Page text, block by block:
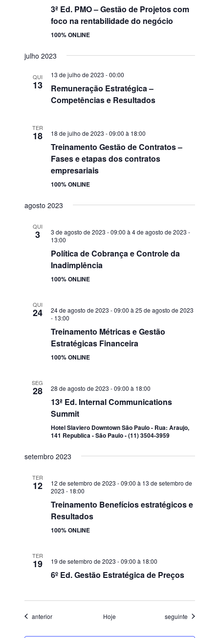
3ª Ed. PMO – Gestão de Projetos com
foco na rentabilidade do negócio
100% ONLINE
julho 2023
QUI
13
13 de julho de 2023 - 00:00
Remuneração Estratégica –
Competências e Resultados
TER
18 18 de julho de 2023 - 09:00 à 18:00
Treinamento Gestão de Contratos –
Fases e etapas dos contratos
empresariais
100% ONLINE
agosto 2023
QUI
3 3 de agosto de 2023 - 09:00 à 4 de agosto de 2023 -
13:00
Política de Cobrança e Controle da
Inadimplência
100% ONLINE
QUI
24 24 de agosto de 2023 - 09:00 à 25 de agosto de 2023
- 13:00
Treinamento Métricas e Gestão
Estratégicas Financeira
100% ONLINE
SEG
28 28 de agosto de 2023 - 09:00 à 18:00
13ª Ed. Internal Communications
Summit
Hotel Slaviero Downtown São Paulo - Rua: Araujo,
141 Republica - São Paulo - (11) 3504-3959
setembro 2023
TER
12 12 de setembro de 2023 - 09:00 à 13 de setembro de
2023 - 18:00
Treinamento Benefícios estratégicos e
Resultados
100% ONLINE
TER
19 19 de setembro de 2023 - 09:00 à 18:00
6º Ed. Gestão Estratégica de Preços
Eventos
anterior Hoje Eventos
seguinte
contato@corpbusiness.com.br
Segunda - Sexta: 9:00 - 18:00
POSTS RECENTES
transformando nosso mundo
28 de fevereiro de 2023
Vamos virar o jogo na Saúde Corporativa?
A indústria em tempos de COVID-19
23 de junho de 2020
CURTA NOSSA PÁGINA: